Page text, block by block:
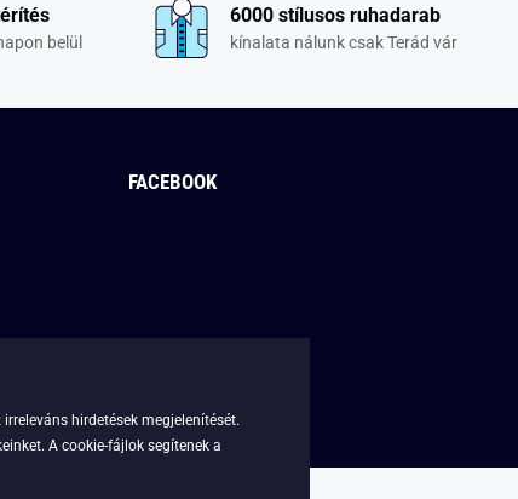
belül
6000 stílusos ruhadarab
kínalata nálunk csak Terád vár
FACEBOOK
hirdetések megjelenítését.
A cookie-fájlok segítenek a